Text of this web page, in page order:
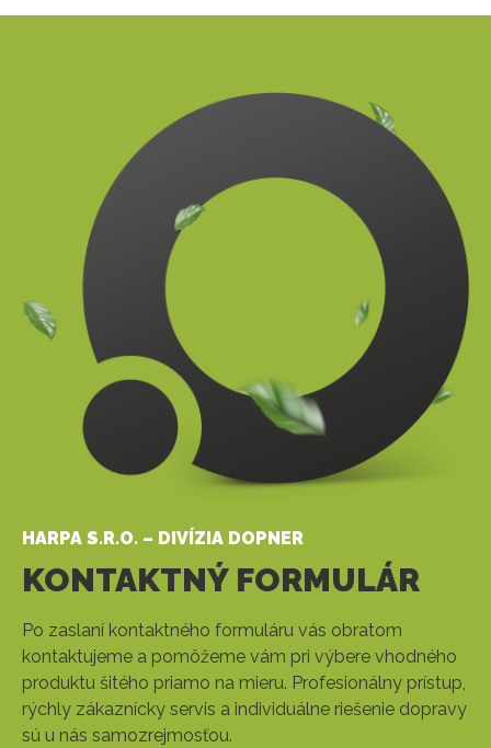
HARPA S.R.O. – DIVÍZIA DOPNER
KONTAKTNÝ FORMULÁR
Po zaslaní kontaktného formuláru vás obratom
kontaktujeme a pomôžeme vám pri výbere vhodného
produktu šitého priamo na mieru. Profesionálny prístup,
rýchly zákaznícky servis a individuálne riešenie dopravy
sú u nás samozrejmosťou.